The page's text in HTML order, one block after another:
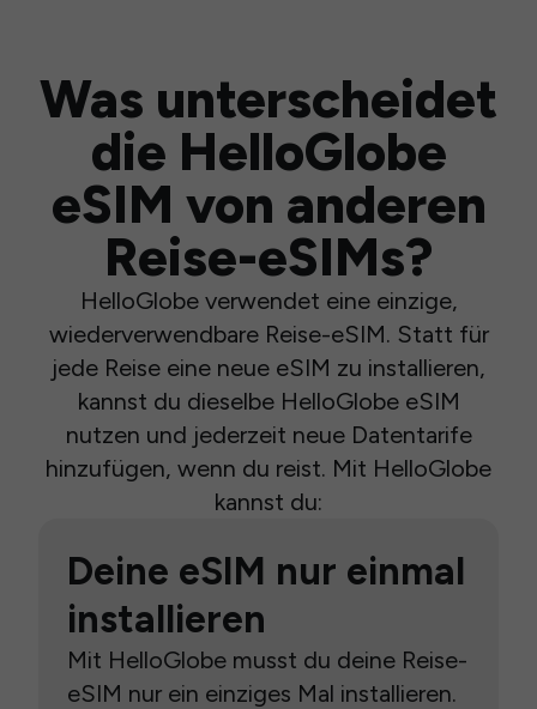
Was unterscheidet
die HelloGlobe
eSIM von anderen
Reise-eSIMs?
HelloGlobe verwendet eine einzige,
wiederverwendbare Reise-eSIM. Statt für
jede Reise eine neue eSIM zu installieren,
kannst du dieselbe HelloGlobe eSIM
nutzen und jederzeit neue Datentarife
hinzufügen, wenn du reist. Mit HelloGlobe
kannst du:
Deine eSIM nur einmal
installieren
Mit HelloGlobe musst du deine Reise-
eSIM nur ein einziges Mal installieren.